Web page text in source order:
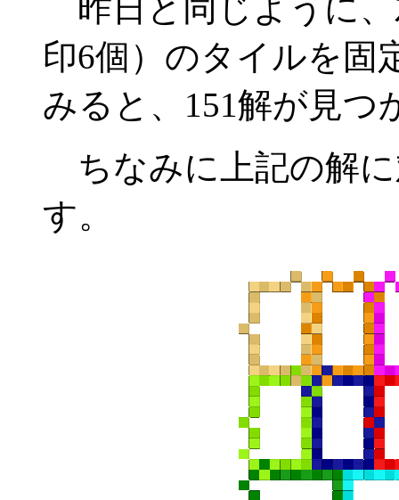
昨日と同じように
印6個）のタイルを固
みると、151解が見つ
ちなみに上記の解に
す。